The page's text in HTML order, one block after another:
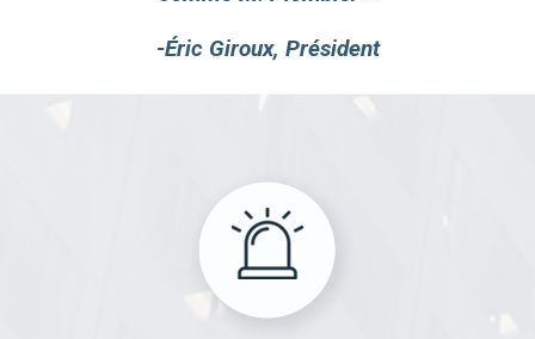
-Éric Giroux, Président